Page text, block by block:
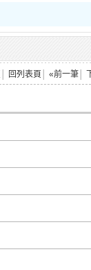
回列表頁 «前一筆